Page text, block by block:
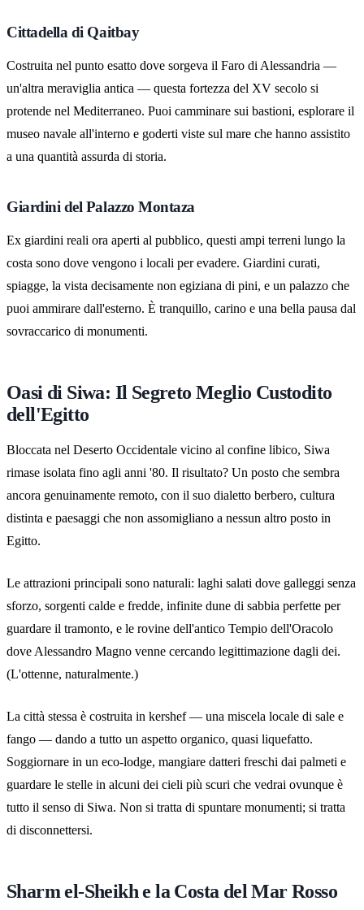
Cittadella di Qaitbay
Costruita nel punto esatto dove sorgeva il Faro di Alessandria —
un'altra meraviglia antica — questa fortezza del XV secolo si
protende nel Mediterraneo. Puoi camminare sui bastioni, esplorare il
museo navale all'interno e goderti viste sul mare che hanno assistito
a una quantità assurda di storia.
Giardini del Palazzo Montaza
Ex giardini reali ora aperti al pubblico, questi ampi terreni lungo la
costa sono dove vengono i locali per evadere. Giardini curati,
spiagge, la vista decisamente non egiziana di pini, e un palazzo che
puoi ammirare dall'esterno. È tranquillo, carino e una bella pausa dal
sovraccarico di monumenti.
Oasi di Siwa: Il Segreto Meglio Custodito
dell'Egitto
Bloccata nel Deserto Occidentale vicino al confine libico, Siwa
rimase isolata fino agli anni '80. Il risultato? Un posto che sembra
ancora genuinamente remoto, con il suo dialetto berbero, cultura
distinta e paesaggi che non assomigliano a nessun altro posto in
Egitto.
Le attrazioni principali sono naturali: laghi salati dove galleggi senza
sforzo, sorgenti calde e fredde, infinite dune di sabbia perfette per
guardare il tramonto, e le rovine dell'antico Tempio dell'Oracolo
dove Alessandro Magno venne cercando legittimazione dagli dei.
(L'ottenne, naturalmente.)
La città stessa è costruita in kershef — una miscela locale di sale e
fango — dando a tutto un aspetto organico, quasi liquefatto.
Soggiornare in un eco-lodge, mangiare datteri freschi dai palmeti e
guardare le stelle in alcuni dei cieli più scuri che vedrai ovunque è
tutto il senso di Siwa. Non si tratta di spuntare monumenti; si tratta
di disconnettersi.
Sharm el-Sheikh e la Costa del Mar Rosso